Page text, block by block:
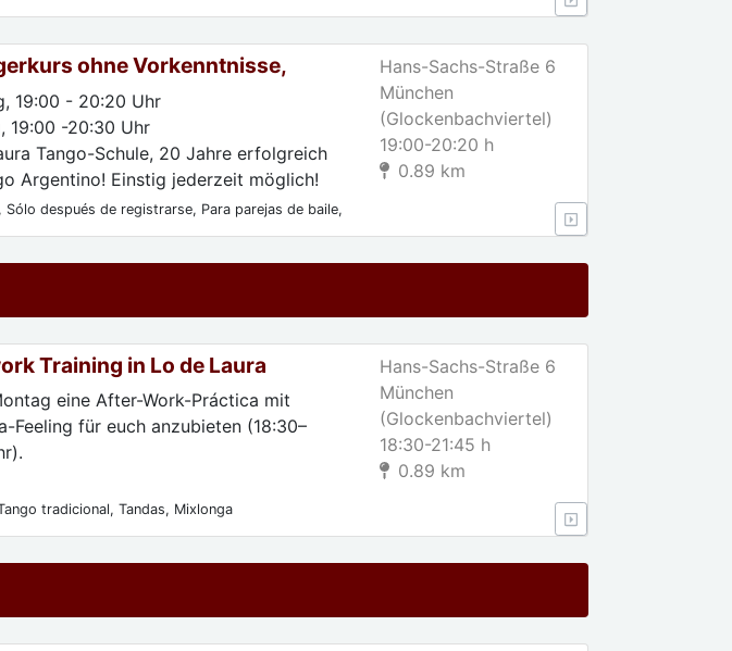
ohne Vorkenntnisse,
von 23.
19:00 - 20:20 Uhr
19:00 -20:30 Uhr
Tango-Schule, 20 Jahre erfolgreich
Argentino! Einstig jederzeit möglich!
Sólo después de registrarse, Para parejas de baile,
Hans-Sachs-Straße 6
München
(Glockenbachviertel)
19:00-20:20 h
0.89 km
Training in Lo de Laura
eine After-Work-Práctica mit
Feeling für euch anzubieten (18:30–
tradicional, Tandas, Mixlonga
Hans-Sachs-Straße 6
München
(Glockenbachviertel)
18:30-21:45 h
0.89 km